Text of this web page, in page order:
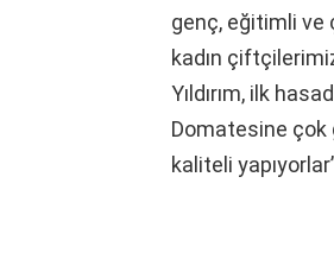
genç, eğitimli ve
kadın
Yıldırım, ilk
Domatesine çok
kaliteli